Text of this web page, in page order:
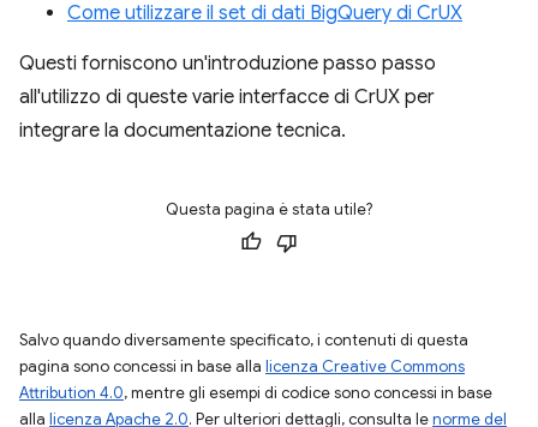
Come utilizzare il set di dati BigQuery di CrUX
Questi forniscono un'introduzione passo passo
all'utilizzo di queste varie interfacce di CrUX per
integrare la documentazione tecnica.
Questa pagina è stata utile?
Salvo quando diversamente specificato, i contenuti di questa
pagina sono concessi in base alla licenza Creative Commons
Attribution 4.0, mentre gli esempi di codice sono concessi in base
alla licenza Apache 2.0. Per ulteriori dettagli, consulta lenorme del